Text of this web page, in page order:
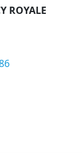
ROYALE